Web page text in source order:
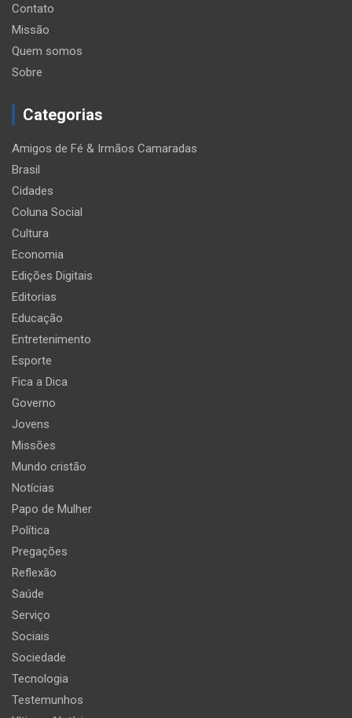
Contato
Missão
Quem somos
Sobre
Categorias
Amigos de Fé & Irmãos Camaradas
Brasil
Cidades
Coluna Social
Cultura
Economia
Edições Digitais
Editorias
Educação
Entretenimento
Esporte
Fica a Dica
Governo
Jovens
Missões
Mundo cristão
Notícias
Papo de Mulher
Política
Pregações
Reflexão
Saúde
Serviço
Sociais
Sociedade
Tecnologia
Testemunhos